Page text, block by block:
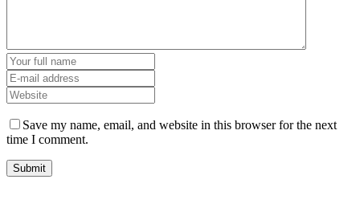
Save my name, email, and website in this browser for the next
time I comment.